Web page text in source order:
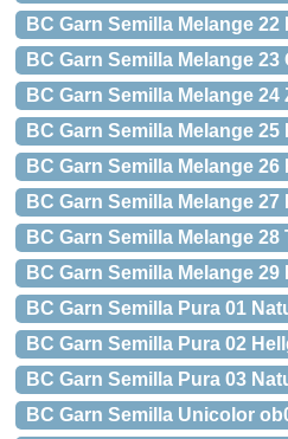
BC Garn Semilla Melange 22
BC Garn Semilla Melange 23
BC Garn Semilla Melange
BC Garn Semilla Melange
BC Garn Semilla Melange 26
BC Garn Semilla Melange 27
BC Garn Semilla Melange
BC Garn Semilla Melange 29
BC Garn Semilla Pura 01
BC Garn Semilla Pura 02
BC Garn Semilla Pura 03
BC Garn Semilla Unicolor